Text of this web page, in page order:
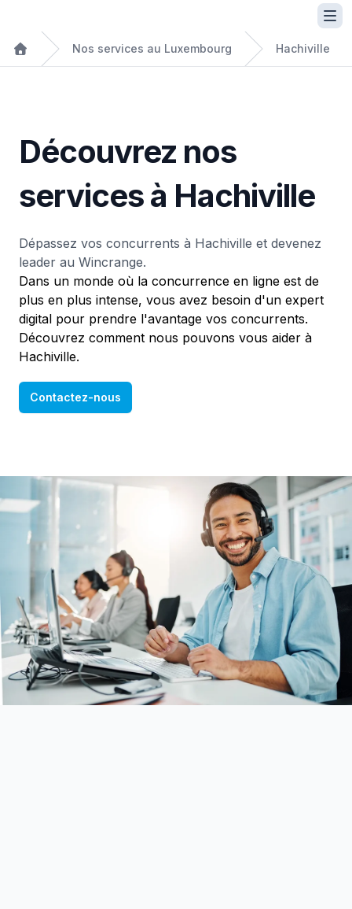
Nos services au Luxembourg Hachiville
Découvrez nos
services à Hachiville
Dépassez vos concurrents à Hachiville et devenez
leader au Wincrange.
Dans un monde où la concurrence en ligne est de
plus en plus intense, vous avez besoin d'un expert
digital pour prendre l'avantage vos concurrents.
Découvrez comment nous pouvons vous aider à
Hachiville.
Contactez-nous